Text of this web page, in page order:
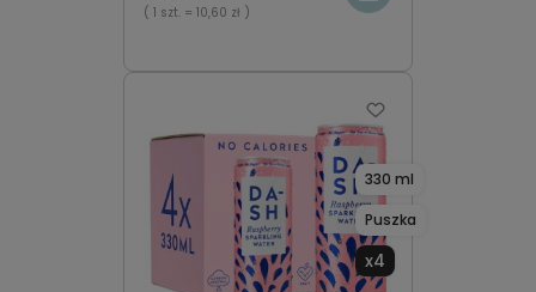
( 1 szt. = 10,60 zł )
330 ml
Puszka
x4